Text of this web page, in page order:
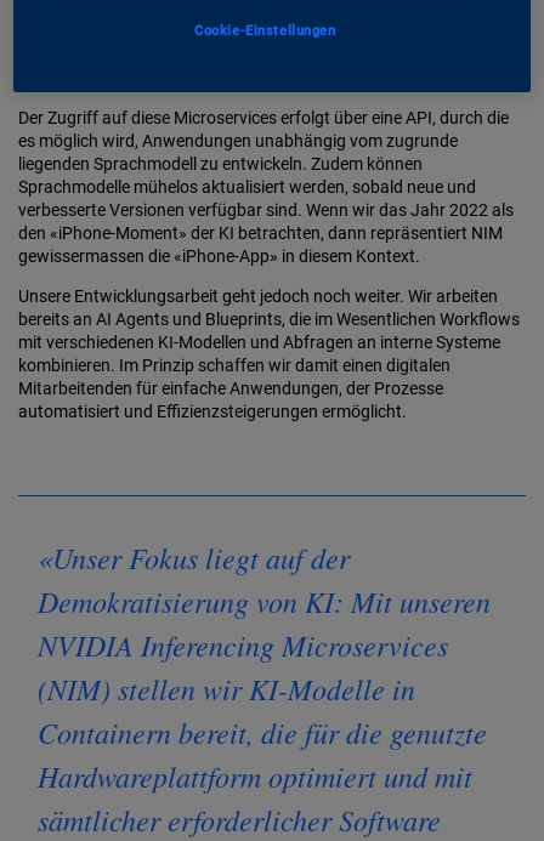
um KI-Modelle, die in Containern bereitgestellt werden, optimiert für
Der Zugriff auf diese Microservices erfolgt über eine API, durch die
es möglich wird, Anwendungen unabhängig vom zugrunde
liegenden Sprachmodell zu entwickeln. Zudem können
Sprachmodelle mühelos aktualisiert werden, sobald neue und
verbesserte Versionen verfügbar sind. Wenn wir das Jahr 2022 als
den «iPhone-Moment» der KI betrachten, dann repräsentiert NIM
gewissermassen die «iPhone-App» in diesem Kontext.
Unsere Entwicklungsarbeit geht jedoch noch weiter. Wir arbeiten
bereits an AI Agents und Blueprints, die im Wesentlichen Workflows
mit verschiedenen KI-Modellen und Abfragen an interne Systeme
kombinieren. Im Prinzip schaffen wir damit einen digitalen
Mitarbeitenden für einfache Anwendungen, der Prozesse
automatisiert und Effizienzsteigerungen ermöglicht.
«Unser Fokus liegt auf der
Demokratisierung von KI: Mit unseren
NVIDIA Inferencing Microservices
(NIM) stellen wir KI-Modelle in
Containern bereit, die für die genutzte
Hardwareplattform optimiert und mit
sämtlicher erforderlicher Software
Cookie-Einstellungen